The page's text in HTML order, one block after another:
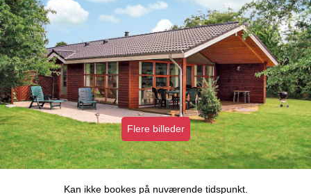
Flere billeder
Kan ikke bookes på nuværende tidspunkt.